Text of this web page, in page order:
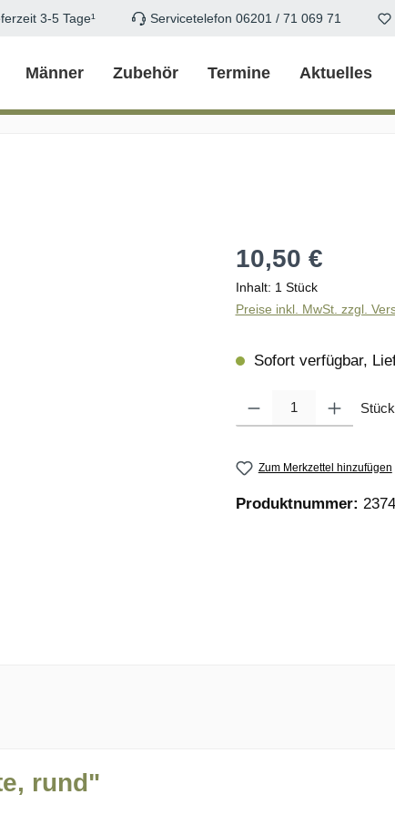
3-5 Tage¹ Servicetelefon 06201 / 71 069 71
Männer Zubehör Termine Aktuelles
Regulärer Preis:
10,50 €
Inhalt: 1 Stück
Preise inkl. MwSt. zzgl.
Sofort verfügbar,
Stück
Zum Merkzettel hinzufügen
Produktnummer: 2374
rund"